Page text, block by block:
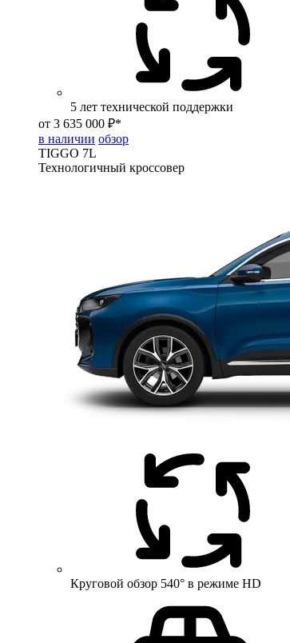
5 лет технической поддержки
от 3 635 000 ₽*
в наличии обзор
TIGGO 7L
Технологичный кроссовер
Круговой обзор 540° в режиме HD